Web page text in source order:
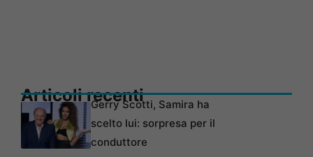
Articoli recentiGerry Scotti, Samira ha
scelto lui: sorpresa per il
conduttore